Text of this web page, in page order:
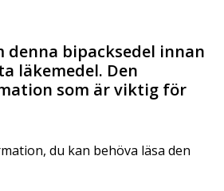
denna bipacksedel innan
läkemedel. Den
som är viktig för
du kan behöva läsa den